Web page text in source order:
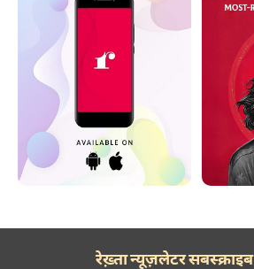
रेख़्ता न्यूज़लेटर